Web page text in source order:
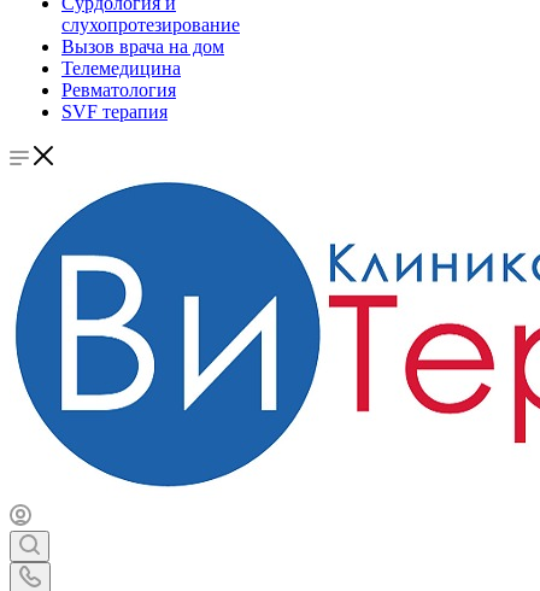
слухопротезирование
Вызов врача на дом
Телемедицина
Ревматология
SVF терапия